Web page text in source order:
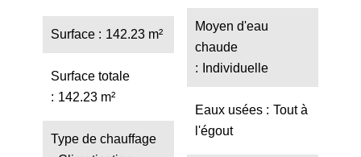
Surface 142.23 m²
Surface totale
142.23 m²
Type de chauffage
Moyen d'eau
chaude
Individuelle
Eaux usées
Tout à
l'égout